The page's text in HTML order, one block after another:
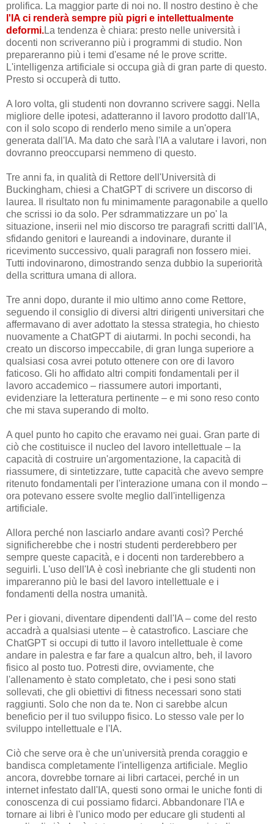
prolifica. La maggior parte di noi no. Il nostro destino è che
l'IA ci renderà sempre più pigri e intellettualmente
deformi.La tendenza è chiara: presto nelle università i
docenti non scriveranno più i programmi di studio. Non
prepareranno più i temi d'esame né le prove scritte.
L'intelligenza artificiale si occupa già di gran parte di questo.
Presto si occuperà di tutto.
A loro volta, gli studenti non dovranno scrivere saggi. Nella
migliore delle ipotesi, adatteranno il lavoro prodotto dall'IA,
con il solo scopo di renderlo meno simile a un'opera
generata dall'IA. Ma dato che sarà l'IA a valutare i lavori, non
dovranno preoccuparsi nemmeno di questo.
Tre anni fa, in qualità di Rettore dell'Università di
Buckingham, chiesi a ChatGPT di scrivere un discorso di
laurea. Il risultato non fu minimamente paragonabile a quello
che scrissi io da solo. Per sdrammatizzare un po' la
situazione, inserii nel mio discorso tre paragrafi scritti dall'IA,
sfidando genitori e laureandi a indovinare, durante il
ricevimento successivo, quali paragrafi non fossero miei.
Tutti indovinarono, dimostrando senza dubbio la superiorità
della scrittura umana di allora.
Tre anni dopo, durante il mio ultimo anno come Rettore,
seguendo il consiglio di diversi altri dirigenti universitari che
affermavano di aver adottato la stessa strategia, ho chiesto
nuovamente a ChatGPT di aiutarmi. In pochi secondi, ha
creato un discorso impeccabile, di gran lunga superiore a
qualsiasi cosa avrei potuto ottenere con ore di lavoro
faticoso. Gli ho affidato altri compiti fondamentali per il
lavoro accademico – riassumere autori importanti,
evidenziare la letteratura pertinente – e mi sono reso conto
che mi stava superando di molto.
A quel punto ho capito che eravamo nei guai. Gran parte di
ciò che costituisce il nucleo del lavoro intellettuale – la
capacità di costruire un'argomentazione, la capacità di
riassumere, di sintetizzare, tutte capacità che avevo sempre
ritenuto fondamentali per l'interazione umana con il mondo –
ora potevano essere svolte meglio dall'intelligenza
artificiale.
Allora perché non lasciarlo andare avanti così? Perché
significherebbe che i nostri studenti perderebbero per
sempre queste capacità, e i docenti non tarderebbero a
seguirli. L'uso dell'IA è così inebriante che gli studenti non
impareranno più le basi del lavoro intellettuale e i
fondamenti della nostra umanità.
Per i giovani, diventare dipendenti dall'IA – come del resto
accadrà a qualsiasi utente – è catastrofico. Lasciare che
ChatGPT si occupi di tutto il lavoro intellettuale è come
andare in palestra e far fare a qualcun altro, beh, il lavoro
fisico al posto tuo. Potresti dire, ovviamente, che
l'allenamento è stato completato, che i pesi sono stati
sollevati, che gli obiettivi di fitness necessari sono stati
raggiunti. Solo che non da te. Non ci sarebbe alcun
beneficio per il tuo sviluppo fisico. Lo stesso vale per lo
sviluppo intellettuale e l'IA.
Ciò che serve ora è che un'università prenda coraggio e
bandisca completamente l'intelligenza artificiale. Meglio
ancora, dovrebbe tornare ai libri cartacei, perché in un
internet infestato dall'IA, questi sono ormai le uniche fonti di
conoscenza di cui possiamo fidarci. Abbandonare l'IA e
tornare ai libri è l'unico modo per educare gli studenti al